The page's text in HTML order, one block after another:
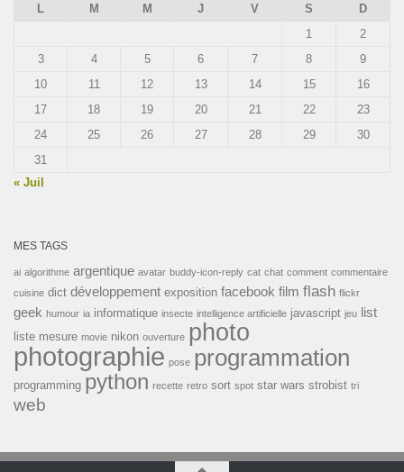
L
M M J V S
D
1
2
3
4 5 6 7 8
9
10
11 12 13 14 15
16
17
18 19 20 21 22
23
24
25 26 27 28 29
30
31
« Juil
MES TAGS
ai algorithme argentique avatar buddy-icon-reply cat chat comment commentaire
cuisine dict développement exposition facebook film flash flickr
geek humour ia informatique insecte intelligence artificielle javascript jeu list
liste mesure movie nikon ouverture photo
photographie pose programmation
programming python recette retro sort spot star wars strobist tri
web